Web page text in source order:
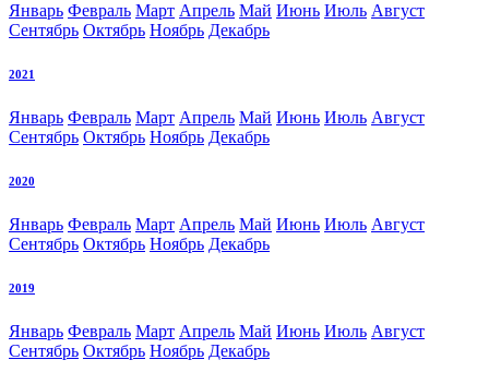
Январь Февраль Март Апрель Май Июнь Июль Август
Сентябрь Октябрь Ноябрь Декабрь
2021
Январь Февраль Март Апрель Май Июнь Июль Август
Сентябрь Октябрь Ноябрь Декабрь
2020
Январь Февраль Март Апрель Май Июнь Июль Август
Сентябрь Октябрь Ноябрь Декабрь
2019
Январь Февраль Март Апрель Май Июнь Июль Август
Сентябрь Октябрь Ноябрь Декабрь